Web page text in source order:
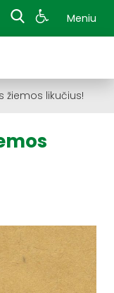
Meniu
žiemos likučius!